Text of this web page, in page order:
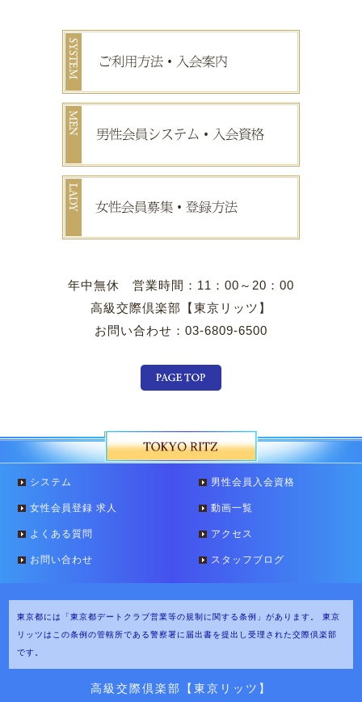
年中無休 営業時間：11：00～20：00
高級交際倶楽部【東京リッツ】
お問い合わせ：03-6809-6500
システム 男性会員入会資格
女性会員登録 求人 動画一覧
よくある質問 アクセス
お問い合わせ スタッフブログ
東京都には「東京都デートクラブ営業等の規制に関する条例」があります。
東京
リッツはこの条例の管轄所である警察署に届出書を提出し受理された交際倶楽部
です。
高級交際倶楽部【東京リッツ】